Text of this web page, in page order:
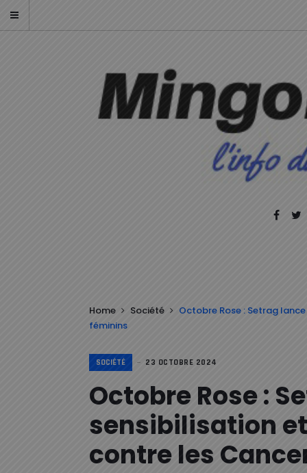
Home Société
Octobre Rose : Setrag
féminins
SOCIÉTÉ 23 OCTOBRE 2024
Octobre Rose :
sensibilisation
contre les